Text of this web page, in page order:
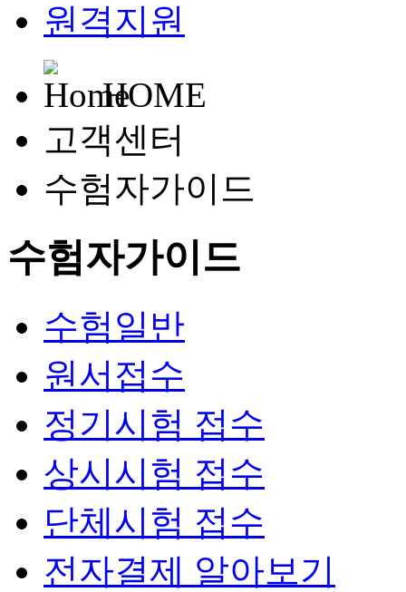
원격지원
HOME
고객센터
수험자가이드
수험자가이드
수험일반
원서접수
정기시험 접수
상시시험 접수
단체시험 접수
전자결제 알아보기